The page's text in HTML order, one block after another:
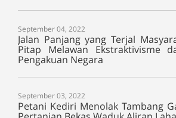
September 04, 2022
Jalan Panjang yang Terjal
Pitap Melawan Ekstraktivisme
Pengakuan Negara
September 03, 2022
Petani Kediri Menolak Tambang